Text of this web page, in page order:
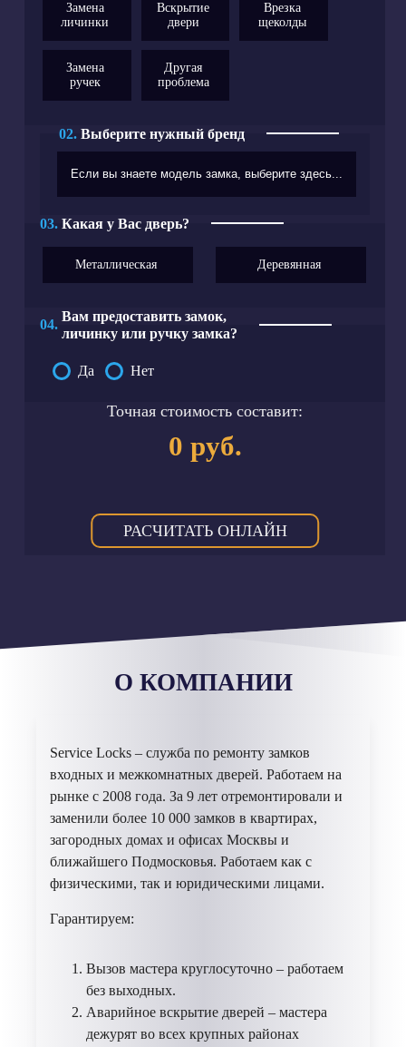
Замена
личинки
Вскрытие
двери
Врезка
щеколды
Замена
ручек
Другая
проблема
02. Выберите нужный бренд
03. Какая у Вас дверь?
Металлическая Деревянная
04.
Вам предоставить замок,
личинку или ручку замка?
Да Нет
Точная стоимость составит:
0 руб.
РАСЧИТАТЬ ОНЛАЙН
О КОМПАНИИ
Service Locks – служба по ремонту замков
входных и межкомнатных дверей. Работаем на
рынке с 2008 года. За 9 лет отремонтировали и
заменили более 10 000 замков в квартирах,
загородных домах и офисах Москвы и
ближайшего Подмосковья. Работаем как с
физическими, так и юридическими лицами.
Гарантируем:
Вызов мастера круглосуточно – работаем
без выходных.
Аварийное вскрытие дверей – мастера
дежурят во всех крупных районах